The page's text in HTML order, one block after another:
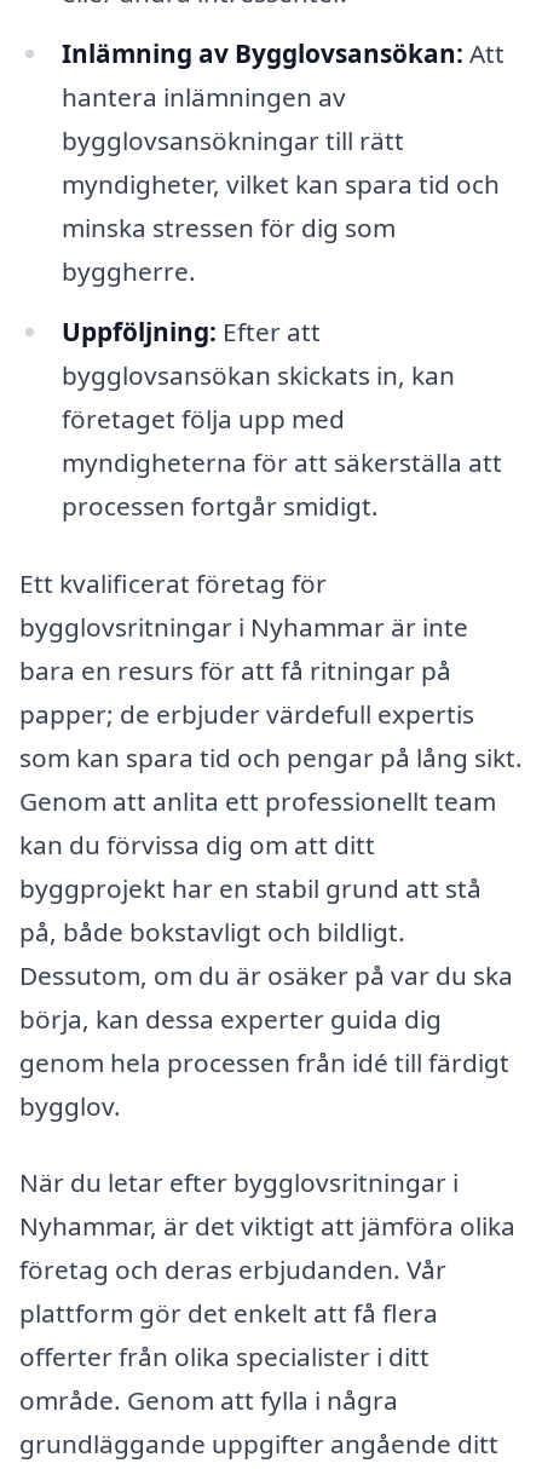
Inlämning av Bygglovsansökan: Att
hantera inlämningen av
bygglovsansökningar till rätt
myndigheter, vilket kan spara tid och
minska stressen för dig som
byggherre.
Uppföljning: Efter att
bygglovsansökan skickats in, kan
företaget följa upp med
myndigheterna för att säkerställa att
processen fortgår smidigt.
Ett kvalificerat företag för
bygglovsritningar i Nyhammar är inte
bara en resurs för att få ritningar på
papper; de erbjuder värdefull expertis
som kan spara tid och pengar på lång sikt.
Genom att anlita ett professionellt team
kan du förvissa dig om att ditt
byggprojekt har en stabil grund att stå
på, både bokstavligt och bildligt.
Dessutom, om du är osäker på var du ska
börja, kan dessa experter guida dig
genom hela processen från idé till färdigt
bygglov.
När du letar efter bygglovsritningar i
Nyhammar, är det viktigt att jämföra olika
företag och deras erbjudanden. Vår
plattform gör det enkelt att få flera
offerter från olika specialister i ditt
område. Genom att fylla i några
grundläggande uppgifter angående ditt